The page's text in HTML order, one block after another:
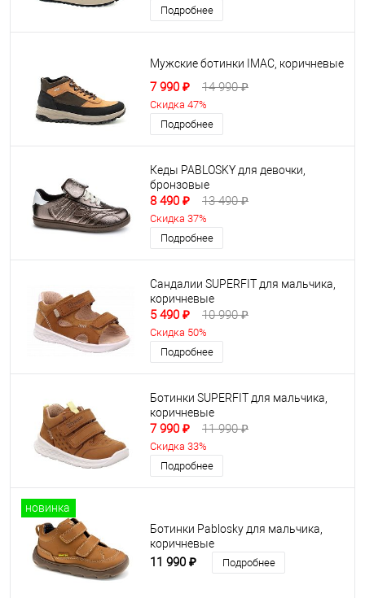
Подробнее
Мужские ботинки IMAC, коричневые
7 990 ₽ 14 990 ₽
Скидка 47%
Подробнее
Кеды PABLOSKY для девочки,
бронзовые
8 490 ₽ 13 490 ₽
Скидка 37%
Подробнее
Сандалии SUPERFIT для мальчика,
коричневые
5 490 ₽ 10 990 ₽
Скидка 50%
Подробнее
Ботинки SUPERFIT для мальчика,
коричневые
7 990 ₽ 11 990 ₽
Скидка 33%
Подробнее
новинка
Ботинки Pablosky для мальчика,
коричневые
11 990 ₽ Подробнее